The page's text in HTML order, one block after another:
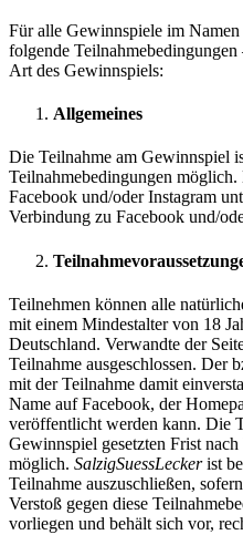
Für alle Gewinnspiele im Namen
folgende
Art des Gewinnspiels:
Allgemeines
Die Teilnahme am Gewinnspiel
Teilnahmebedingungen
Facebook und/oder Instagram
Verbindung zu Facebook und/
Teilnehmen können alle
mit einem Mindestalter von 18
Deutschland. Verwandte der
Teilnahme ausgeschlossen. Der
mit der Teilnahme damit
Name auf Facebook, der
veröffentlicht werden kann. Die
Gewinnspiel gesetzten Frist
möglich. SalzigSuessLeckerist
Teilnahme auszuschließen,
Verstoß gegen diese
vorliegen und behält sich vor,